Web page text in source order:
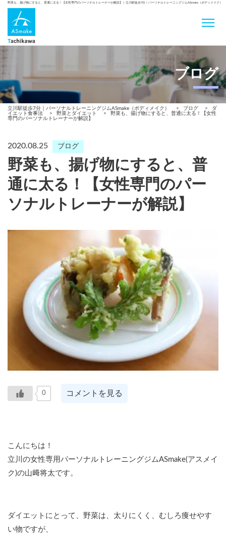
野菜も、揚げ物にすると、普通に太る！【女性専門のパーソナルトレーナーが解説】 | 立川駅徒歩7分｜パーソナルトレーニングジムASmake（ボディメイク）
ブログ
立川駅徒歩7分｜パーソナルトレーニングジムASmake（ボディメイク） > ブログ >
ダ
イエット食事法
> 野菜とダイエット >
野菜も、揚げ物にすると、普通に太る！【女性
専門のパーソナルトレーナーが解説】
2020.08.25 ブログ
野菜も、揚げ物にすると、普
通に太る！【女性専門のパー
ソナルトレーナーが解説】
0 コメントを見る
こんにちは！
立川の女性専用パーソナルトレーニングジムASmake(アスメイ
ク)の山﨑将太です。
ダイエットにとって、野菜は、太りにくく、むしろ痩せやす
い物ですが、